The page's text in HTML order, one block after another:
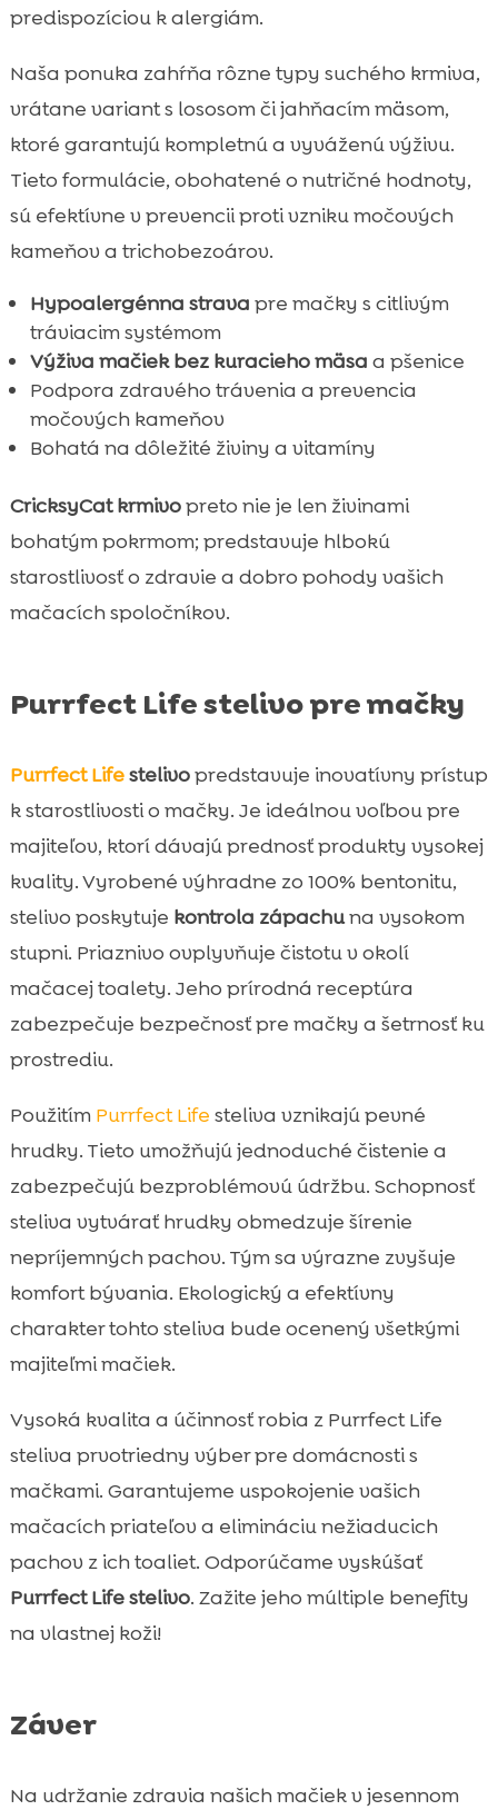
predispozíciou k alergiám.
Naša ponuka zahŕňa rôzne typy suchého krmiva,
vrátane variant s lososom či jahňacím mäsom,
ktoré garantujú kompletnú a vyváženú výživu.
Tieto formulácie, obohatené o nutričné hodnoty,
sú efektívne v prevencii proti vzniku močových
kameňov a trichobezoárov.
Hypoalergénna strava pre mačky s citlivým
tráviacim systémom
Výživa mačiek bez kuracieho mäsa a pšenice
Podpora zdravého trávenia a prevencia
močových kameňov
Bohatá na dôležité živiny a vitamíny
CricksyCat krmivopreto nie je len živinami
bohatým pokrmom; predstavuje hlbokú
starostlivosť o zdravie a dobro pohody vašich
mačacích spoločníkov.
Purrfect Life stelivo pre mačky
Purrfect Lifestelivopredstavuje inovatívny prístup
k starostlivosti o mačky. Je ideálnou voľbou pre
majiteľov, ktorí dávajú prednosť produkty vysokej
kvality. Vyrobené výhradne zo 100% bentonitu,
stelivo poskytuje kontrola zápachuna vysokom
stupni. Priaznivo ovplyvňuje čistotu v okolí
mačacej toalety. Jeho prírodná receptúra
zabezpečuje bezpečnosť pre mačky a šetrnosť ku
prostrediu.
Použitím Purrfect Life steliva vznikajú pevné
hrudky. Tieto umožňujú jednoduché čistenie a
zabezpečujú bezproblémovú údržbu. Schopnosť
steliva vytvárať hrudky obmedzuje šírenie
nepríjemných pachov. Tým sa výrazne zvyšuje
komfort bývania. Ekologický a efektívny
charakter tohto steliva bude ocenený všetkými
majiteľmi mačiek.
Vysoká kvalita a účinnosť robia z Purrfect Life
steliva prvotriedny výber pre domácnosti s
mačkami. Garantujeme uspokojenie vašich
mačacích priateľov a elimináciu nežiaducich
pachov z ich toaliet. Odporúčame vyskúšať
Purrfect Life stelivo. Zažite jeho múltiple benefity
na vlastnej koži!
Záver
Na udržanie zdravia našich mačiek v jesennom